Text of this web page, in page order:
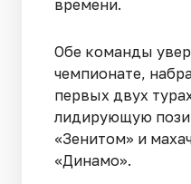
времени.
Обе команды
чемпионате,
первых двух
лидирующую
«Зенитом» и
«Динамо».